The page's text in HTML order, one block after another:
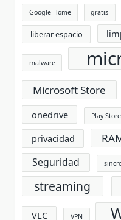
Google Home gratis
liberar espacio
malware
Microsoft Store
onedrive
Play Store
privacidad
Seguridad
streaming
VLC VPN